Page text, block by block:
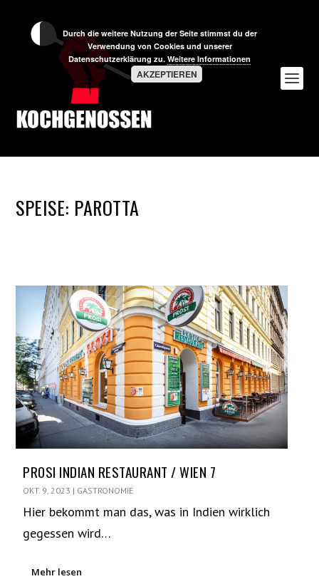
SPEISE: PAROTTA
PROSI INDIAN RESTAURANT / WIEN 7
OKT. 9, 2023 | GASTRONOMIE
Hier bekommt man das, was in Indien wirklich
gegessen wird…
Mehr lesen
Durch die weitere Nutzung der Seite stimmst du der
Verwendung von Cookies und unserer
Datenschutzerklärung zu. Weitere Informationen
AKZEPTIEREN